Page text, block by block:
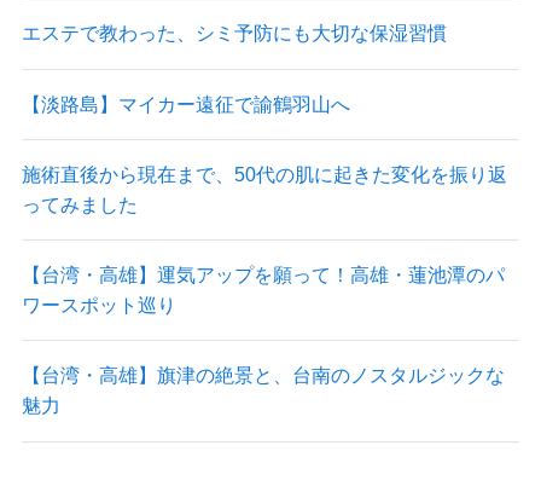
エステで教わった、シミ予防にも大切な保湿習慣
【淡路島】マイカー遠征で諭鶴羽山へ
施術直後から現在まで、50代の肌に起きた変化を振り返
ってみました
【台湾・高雄】運気アップを願って！高雄・蓮池潭のパ
ワースポット巡り
【台湾・高雄】旗津の絶景と、台南のノスタルジックな
魅力